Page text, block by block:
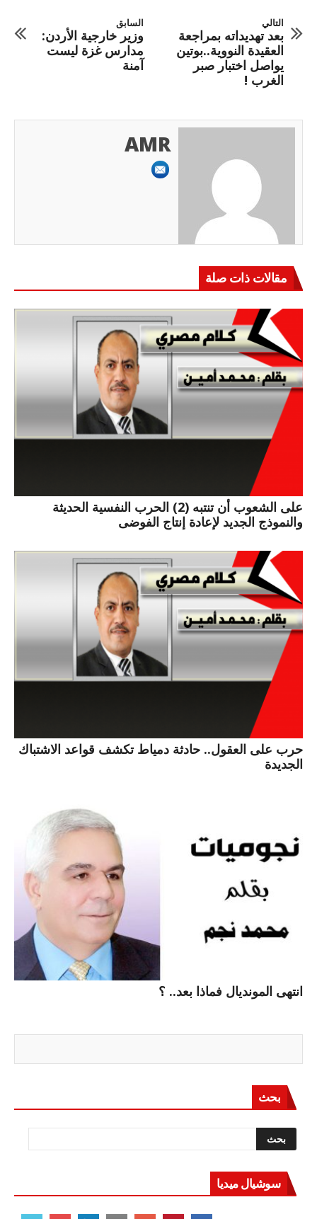
السابق
وزير خارجية الأردن:
مدارس غزة ليست
آمنة
التالي
بعد تهديداته بمراجعة
العقيدة النووية..بوتين
يواصل اختبار صبر
الغرب !
AMR
مقالات ذات صلة
على الشعوب أن تنتبه (2) الحرب النفسية الحديثة
والنموذج الجديد لإعادة إنتاج الفوضى
حرب على العقول.. حادثة دمياط تكشف قواعد الاشتباك
الجديدة
انتهى المونديال فماذا بعد.. ؟
بحث
سوشيال ميديا